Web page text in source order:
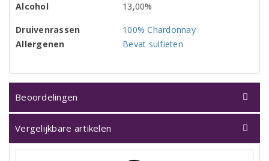
Alcohol
13,00%
Druivenrassen
100% Chardonnay
Allergenen
Bevat sulfieten
Beoordelingen
Vergelijkbare artikelen